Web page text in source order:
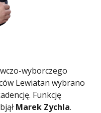
wyborczego
Lewiatan wybrano
Funkcję
Marek Zychla.